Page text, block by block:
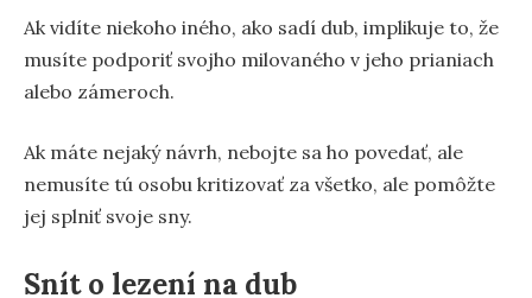
Ak vidíte niekoho iného, ako sadí dub, implikuje to, že
musíte podporiť svojho milovaného v jeho prianiach
alebo zámeroch.
Ak máte nejaký návrh, nebojte sa ho povedať, ale
nemusíte tú osobu kritizovať za všetko, ale pomôžte
jej splniť svoje sny.
Snít o lezení na dub